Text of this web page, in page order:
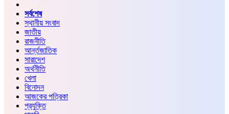
সর্বশেষ
স্থানীয় সংবাদ
জাতীয়
রাজনীতি
আর্ন্তজাতিক
সারাদেশ
অর্থনীতি
খেলা
বিনোদন
আজকের পত্রিকা
প্রযুক্তি